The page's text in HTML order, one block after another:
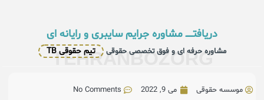
دریافتــــــ مشاوره جرایم سایبری و رایانه ای
TEHRANBOZORG
مشاوره حرفه ای و فوق تخصصی حقوقی تیم حقوقی TB
موسسه حقوقی می 9, 2022 No Comments